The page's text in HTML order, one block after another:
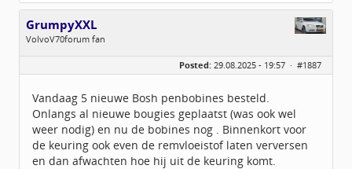
GrumpyXXL
VolvoV70forum fan
Homepage:
rogerkuypers.eu
Geregistreerd: 10 / 2019
Posted: 29.08.2025 - 19:57 · #1887
Vandaag 5 nieuwe Bosh penbobines besteld.
Onlangs al nieuwe bougies geplaatst (was ook wel
weer nodig) en nu de bobines nog . Binnenkort voor
de keuring ook even de remvloeistof laten verversen
en dan afwachten hoe hij uit de keuring komt.